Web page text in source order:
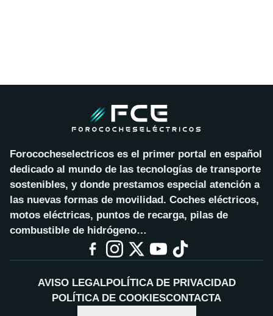
Forococheselectricos es el primer portal en español
dedicado al mundo de las tecnologías de transporte
sostenibles, y donde prestamos especial atención a
las nuevas formas de movilidad. Coches eléctricos,
motos eléctricas, puntos de recarga, pilas de
combustible de hidrógeno…
AVISO LEGALPOLÍTICA DE PRIVACIDAD
POLÍTICA DE COOKIESCONTACTA